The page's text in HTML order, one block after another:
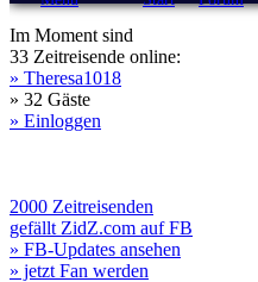
Im Moment sind
33 Zeitreisende online:
» Theresa1018
» 32 Gäste
» Einloggen
2000 Zeitreisenden
gefällt ZidZ.com auf FB
» FB-Updates ansehen
» jetzt Fan werden